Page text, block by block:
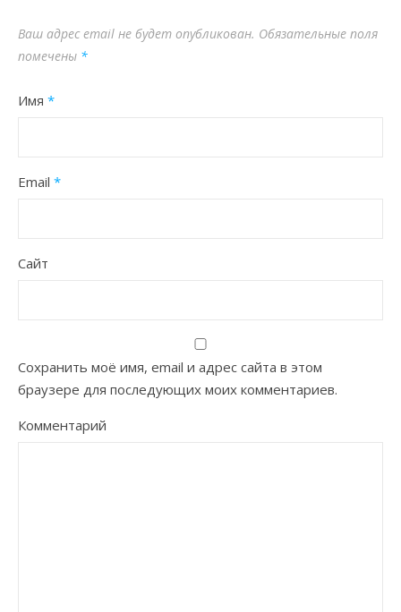
Ваш адрес email не будет опубликован. Обязательные поля
помечены *
Имя *
Email *
Сайт
Сохранить моё имя, email и адрес сайта в этом
браузере для последующих моих комментариев.
Комментарий